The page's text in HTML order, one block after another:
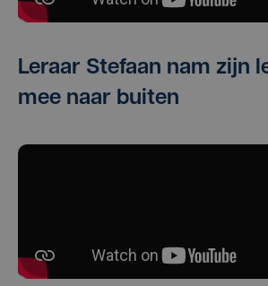
Leraar Stefaan nam zijn
mee naar buiten